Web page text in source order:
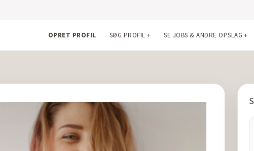
OPRET PROFIL SØG PROFIL + SE JOBS & ANDRE OPSLAG +